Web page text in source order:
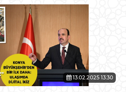
13.02.2025 13:30